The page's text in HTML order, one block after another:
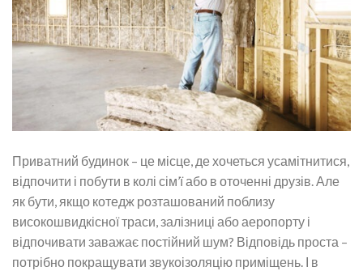
Приватний будинок – це місце, де хочеться усамітнитися,
відпочити і побути в колі сім’ї або в оточенні друзів. Але
як бути, якщо котедж розташований поблизу
високошвидкісної траси, залізниці або аеропорту і
відпочивати заважає постійний шум? Відповідь проста –
потрібно покращувати звукоізоляцію приміщень. І в